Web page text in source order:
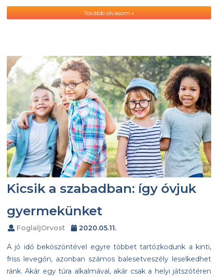
Tovább olvasom »
Kicsik a szabadban: így óvjuk
gyermekünket
FoglaljOrvost 2020.05.11.
A jó idő beköszöntével egyre többet tartózkodunk a kinti,
friss levegőn, azonban számos balesetveszély leselkedhet
ránk. Akár egy túra alkalmával, akár csak a helyi játszótéren